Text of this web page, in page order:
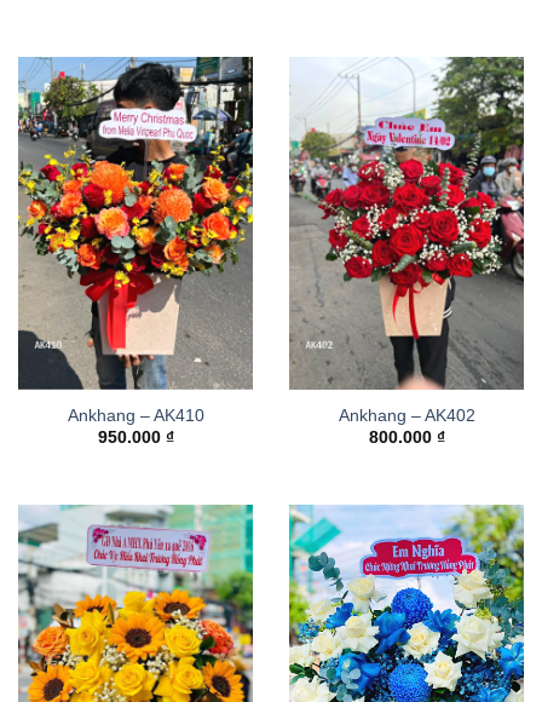
Ankhang – AK410
950.000 ₫
Ankhang – AK402
800.000 ₫